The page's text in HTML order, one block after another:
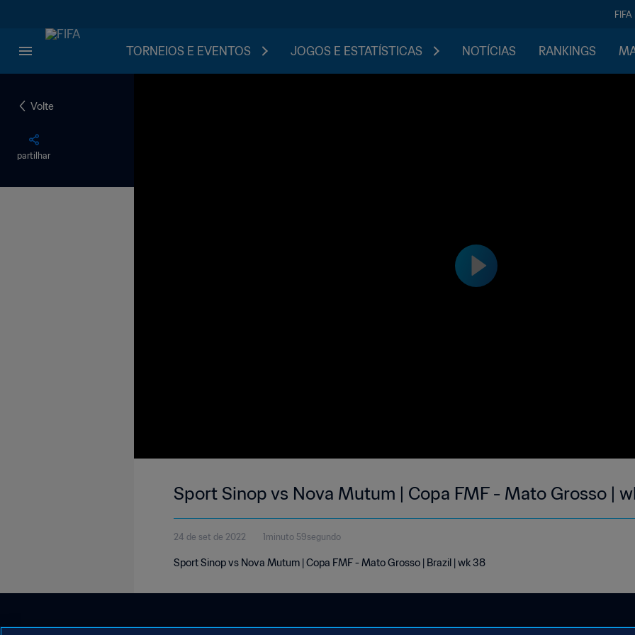
FIFA
TORNEIOS E EVENTOS JOGOS E ESTATÍSTICAS NOTÍCIAS RANKINGS
Volte
partilhar
Sport Sinop vs Nova Mutum | Copa FMF - Mato Grosso |
24 de set de 2022 1minuto 59segundo
Sport Sinop vs Nova Mutum | Copa FMF - Mato Grosso | Brazil | wk 38